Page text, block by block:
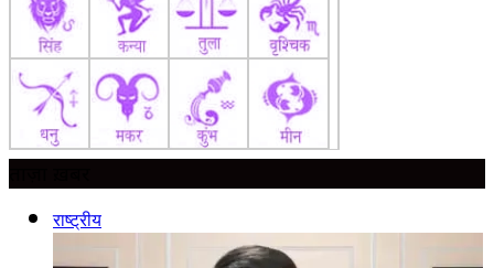
राष्ट्रीय